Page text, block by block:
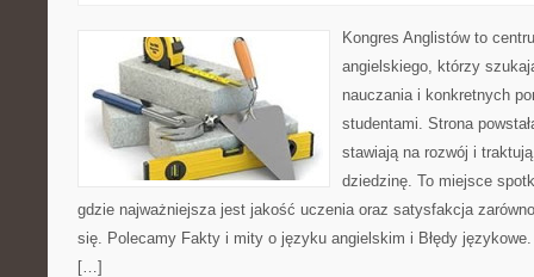
Kongres Anglistów to
angielskiego, którzy
nauczania i konkretnych
studentami. Strona
stawiają na rozwój i
dziedzinę. To miejsce
gdzie najważniejsza jest jakość uczenia oraz satysfakcja
się. Polecamy Fakty i mity o języku angielskim i Błędy
[…]